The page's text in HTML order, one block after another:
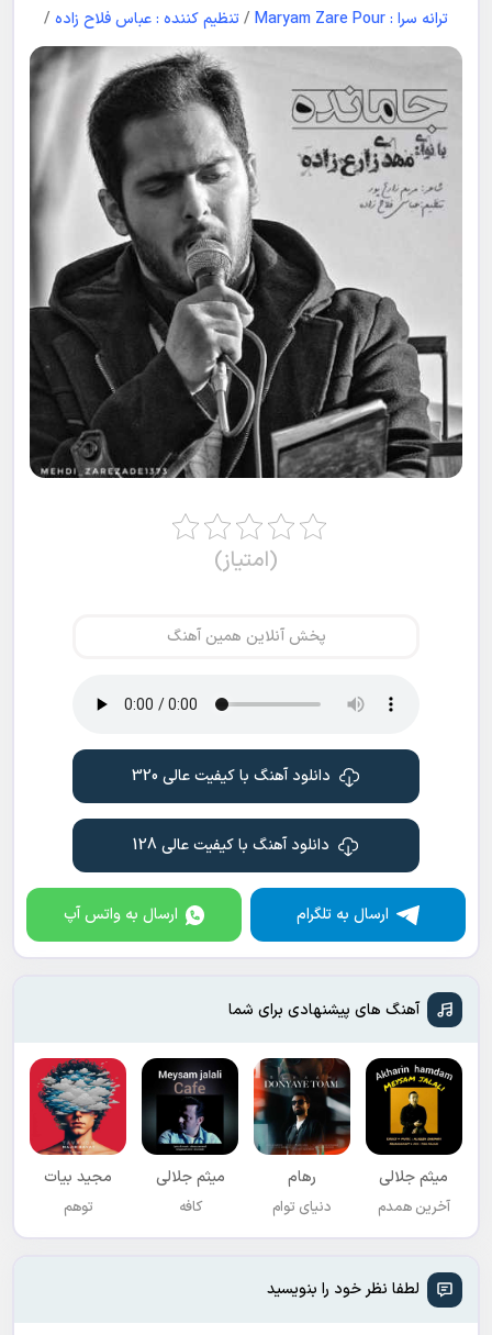
ترانه سرا : Maryam Zare Pour
/تنظیم کننده : عباس فلاح زاده /
(امتیاز)
پخش آنلاین همین آهنگ
دانلود آهنگ با کیفیت عالی 320
دانلود آهنگ با کیفیت عالی 128
ارسال به تلگرام ارسال به واتس آپ
آهنگ های پیشنهادی برای شما
میثم جلالی
آخرین همدم
رهام
دنیای توام
میثم جلالی
کافه
مجید بیات
توهم
لطفا نظر خود را بنویسید